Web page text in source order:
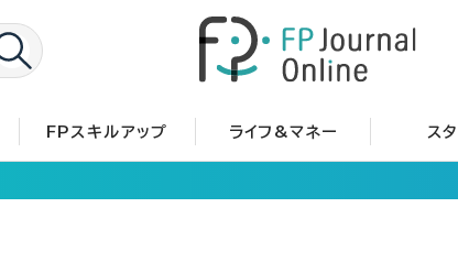
FPスキルアップ ライフ&マネー ス